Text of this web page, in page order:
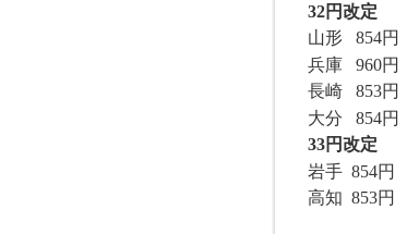
32円改定
山形
854円
兵庫
960円
長崎
853円
大分
854円
33円改定
岩手 854円
高知 853円